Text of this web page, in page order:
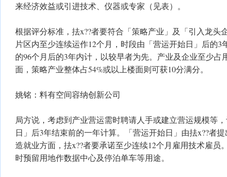
来经济效益或引进技术、仪器或专家（见表）。
根据评分标准，抾x??者要符合「策略产业」及「引入龙头
片区内至少连续运作12个月，时段由「营运开始日」后的3
的96个月后的3年内计，以较早者为先。产业及企业至少占
面，策略产业整体占54%或以上楼面则可获10分满分。
姚铭：料有空间容纳创新公司
局方说，考虑到产业营运需时聘请人手或建立营运规模等
日」后3年结束前的一年计算。「营运开始日」由抾x??者
造就业方面，抾x??者要承诺至少连续12个月雇用技术雇员
时预留用地作数据中心及停泊单车等用途。